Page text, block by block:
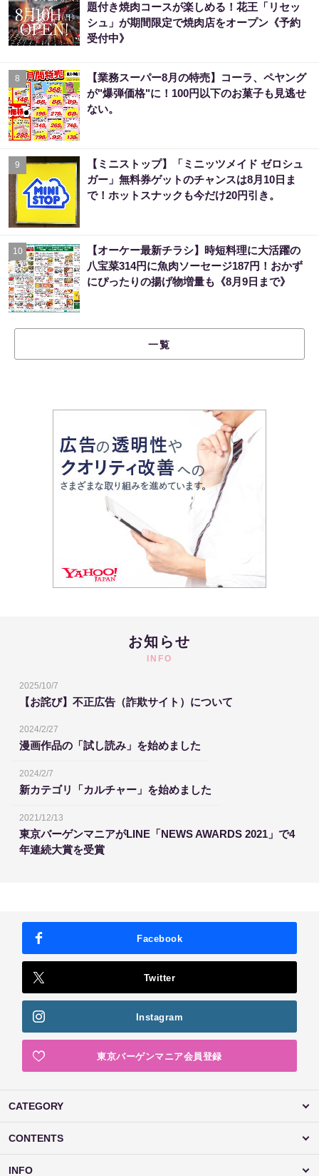
題付き焼肉コースが楽しめる！花王「リセッ
シュ」が期間限定で焼肉店をオープン《予約
受付中》
8
【業務スーパー8月の特売】コーラ、ペヤング
が"爆弾価格"に！100円以下のお菓子も見逃せ
ない。
9
【ミニストップ】「ミニッツメイド ゼロシュ
ガー」無料券ゲットのチャンスは8月10日ま
で！ホットスナックも今だけ20円引き。
10
【オーケー最新チラシ】時短料理に大活躍の
八宝菜314円に魚肉ソーセージ187円！おかず
にぴったりの揚げ物増量も《8月9日まで》
一覧
お知らせ
INFO
2025/10/7
【お詫び】不正広告（詐欺サイト）について
2024/2/27
漫画作品の「試し読み」を始めました
2024/2/7
新カテゴリ「カルチャー」を始めました
2021/12/13
東京バーゲンマニアがLINE「NEWS AWARDS 2021」で4
年連続大賞を受賞
Facebook
Twitter
Instagram
東京バーゲンマニア会員登録
CATEGORY
CONTENTS
INFO